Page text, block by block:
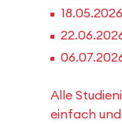
18.05.2026
Alle
einfach